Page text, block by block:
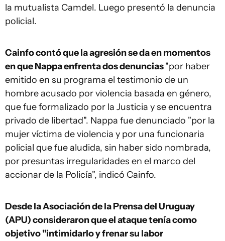
la mutualista Camdel. Luego presentó la denuncia
policial.
Cainfo contó que la agresión se da en momentos
en que Nappa enfrenta dos denuncias"por haber
emitido en su programa el testimonio de un
hombre acusado por violencia basada en género,
que fue formalizado por la Justicia y se encuentra
privado de libertad". Nappa fue denunciado "por la
mujer víctima de violencia y por una funcionaria
policial que fue aludida, sin haber sido nombrada,
por presuntas irregularidades en el marco del
accionar de la Policía", indicó Cainfo.
Desde la Asociación de la Prensa del Uruguay
(APU) consideraron que el ataque tenía como
objetivo "intimidarlo y frenar su labor